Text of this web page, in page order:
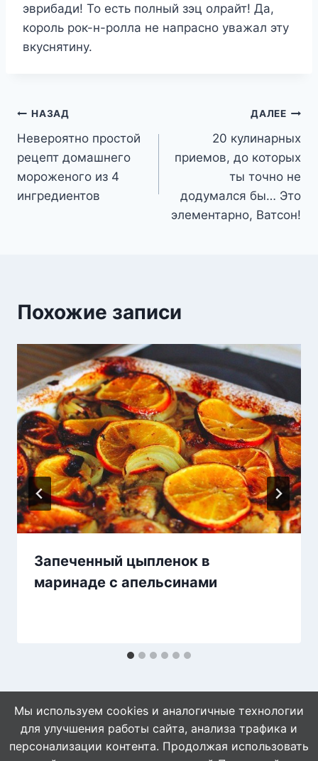
эврибади! То есть полный зэц олрайт! Да,
король рок-н-ролла не напрасно уважал эту
вкуснятину.
Навигация
по
записям
НАЗАД
Невероятно простой
рецепт домашнего
мороженого из 4
ингредиентов
ДАЛЕЕ
20 кулинарных
приемов, до которых
ты точно не
додумался бы… Это
элементарно, Ватсон!
Похожие записи
Запеченный цыпленок в
маринаде с апельсинами
Мы используем cookies и аналогичные технологии
для улучшения работы сайта, анализа трафика и
персонализации контента. Продолжая использовать